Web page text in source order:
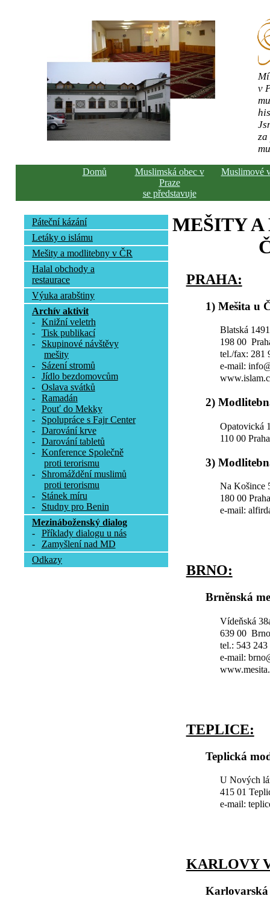
v
Domů
Muslimská obec v
Praze
se představuje
Muslimové
Páteční kázání
Letáky o islámu
Mešity a modlitebny v ČR
Halal obchody a
restaurace
Výuka arabštiny
Archív aktivit
-
Knižní veletrh
-
Tisk publikací
-
Skupinové návštěvy
mešity
-
Sázení stromů
-
Jídlo bezdomovcům
-
Oslava svátků
-
Ramadán
-
Pouť do Mekky
-
Spolupráce s Fajr Center
-
Darování krve
-
Darování tabletů
-
Konference Společně
proti terorismu
-
Shromáždění muslimů
proti terorismu
-
Stánek míru
-
Studny pro Benin
Mezináboženský dialog
-
Příklady dialogu u nás
-
Zamyšlení nad MD
Odkazy
MEŠITY
PRAHA:
1) Mešita u
Blatská 1491
198 00
tel./fax: 281
e-mail:
2)
Opatovická
110 00
3)
Na Košince
180 00
e-mail:
BRNO:
Brněnská
Vídeňská
639 00 Brno
tel.: 543 243
e-mail:
TEPLICE:
Teplická
U Nových
415 01
e-mail:
KARLOVY